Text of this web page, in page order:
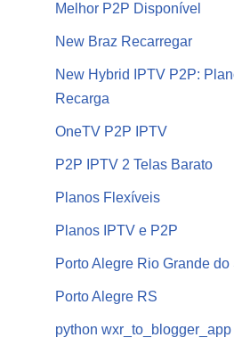
Melhor P2P Disponível
New Braz Recarregar
New Hybrid IPTV P2P:
Recarga
OneTV P2P IPTV
P2P IPTV 2 Telas Barato
Planos Flexíveis
Planos IPTV e P2P
Porto Alegre Rio Grande do
Porto Alegre RS
python wxr_to_blogger_app